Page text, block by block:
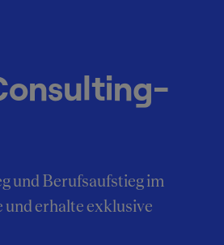
und Berufsaufstieg im
und erhalte exklusive